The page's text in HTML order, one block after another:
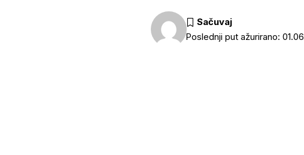
Poslednji put ažurirano: